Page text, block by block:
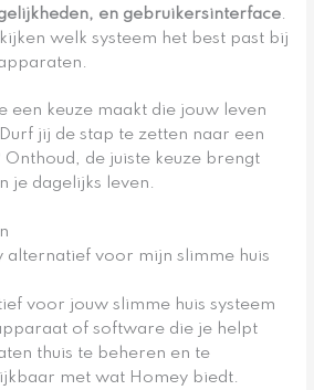
en gebruikersinterface.
welk systeem het best past bij
een keuze maakt die jouw leven
jij de stap te zetten naar een
Onthoud, de juiste keuze brengt
je dagelijks leven.
alternatief voor mijn slimme huis
voor jouw slimme huis systeem
of software die je helpt
thuis te beheren en te
met wat Homey biedt.